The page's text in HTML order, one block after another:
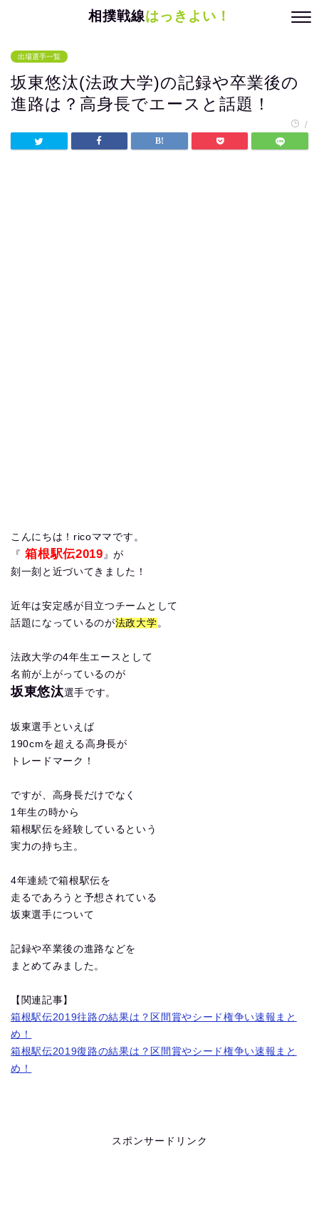
相撲戦線はっきよい！
出場選手一覧
坂東悠汰(法政大学)の記録や卒業後の
進路は？高身長でエースと話題！
/
こんにちは！ricoママです。
『 箱根駅伝2019』が
刻一刻と近づいてきました！
近年は安定感が目立つチームとして
話題になっているのが法政大学。
法政大学の4年生エースとして
名前が上がっているのが
坂東悠汰選手です。
坂東選手といえば
190cmを超える高身長が
トレードマーク！
ですが、高身長だけでなく
1年生の時から
箱根駅伝を経験しているという
実力の持ち主。
4年連続で箱根駅伝を
走るであろうと予想されている
坂東選手について
記録や卒業後の進路などを
まとめてみました。
【関連記事】
箱根駅伝2019往路の結果は？区間賞やシード権争い速報まと
め！
箱根駅伝2019復路の結果は？区間賞やシード権争い速報まと
め！
スポンサードリンク